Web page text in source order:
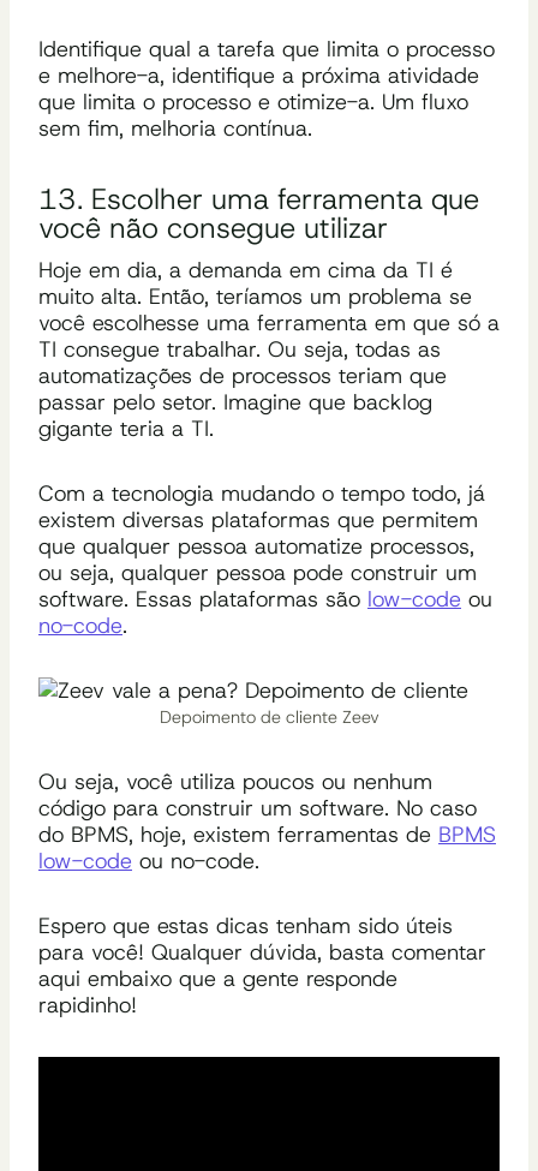
Identifique qual a tarefa que limita o processo
e melhore-a, identifique a próxima atividade
que limita o processo e otimize-a. Um fluxo
sem fim, melhoria contínua.
13. Escolher uma ferramenta que
você não consegue utilizar
Hoje em dia, a demanda em cima da TI é
muito alta. Então, teríamos um problema se
você escolhesse uma ferramenta em que só a
TI consegue trabalhar. Ou seja, todas as
automatizações de processos teriam que
passar pelo setor. Imagine que backlog
gigante teria a TI.
Com a tecnologia mudando o tempo todo, já
existem diversas plataformas que permitem
que qualquer pessoa automatize processos,
ou seja, qualquer pessoa pode construir um
software. Essas plataformas são low-code ou
no-code.
Depoimento de cliente Zeev
Ou seja, você utiliza poucos ou nenhum
código para construir um software. No caso
do BPMS, hoje, existem ferramentas de BPMS
low-code ou no-code.
Espero que estas dicas tenham sido úteis
para você! Qualquer dúvida, basta comentar
aqui embaixo que a gente responde
rapidinho!